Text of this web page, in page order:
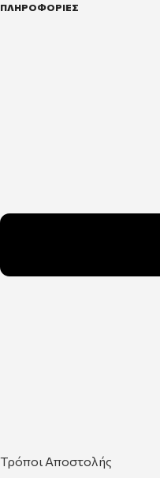
ΠΛΗΡΟΦΟΡΙΕΣ
Τρόποι Αποστολής